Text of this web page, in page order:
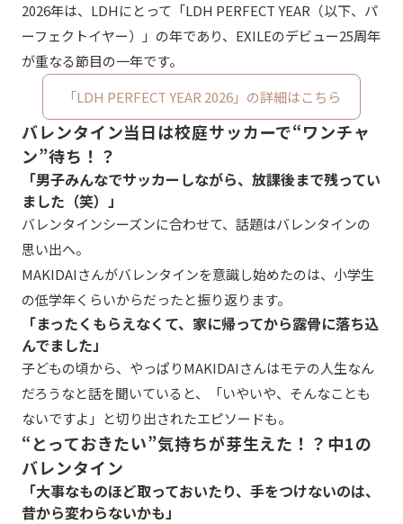
2026年は、LDHにとって「LDH PERFECT YEAR（以下、パ
ーフェクトイヤー）」の年であり、EXILEのデビュー25周年
が重なる節目の一年です。
「LDH PERFECT YEAR 2026」の詳細はこちら
バレンタイン当日は校庭サッカーで“ワンチャ
ン”待ち！？
「男子みんなでサッカーしながら、放課後まで残ってい
ました（笑）」
バレンタインシーズンに合わせて、話題はバレンタインの
思い出へ。
MAKIDAIさんがバレンタインを意識し始めたのは、小学生
の低学年くらいからだったと振り返ります。
「まったくもらえなくて、家に帰ってから露骨に落ち込
んでました」
子どもの頃から、やっぱりMAKIDAIさんはモテの人生なん
だろうなと話を聞いていると、「いやいや、そんなことも
ないですよ」と切り出されたエピソードも。
“とっておきたい”気持ちが芽生えた！？中1の
バレンタイン
「大事なものほど取っておいたり、手をつけないのは、
昔から変わらないかも」